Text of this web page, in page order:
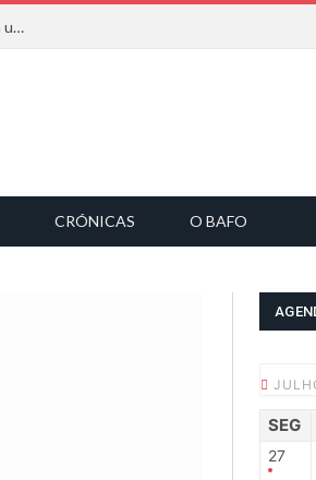
Mucho Flow alarga leque de convidados com 8 performances (e há uma saída)
CRÓNICAS O BAFO
SEG
27